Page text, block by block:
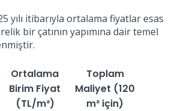
yılı itibarıyla ortalama fiyatlar esas
bir çatının yapımına dair temel
Ortalama
Birim Fiyat
(TL/m²)
Toplam
Maliyet (120
m² için)